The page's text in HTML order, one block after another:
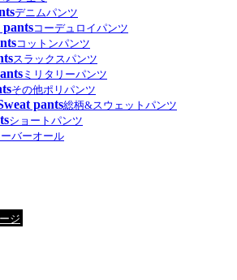
デニムパンツ
コーデュロイパンツ
コットンパンツ
スラックスパンツ
ミリタリーパンツ
その他ポリパンツ
pants総柄&スウェットパンツ
ショートパンツ
バーオール
ジ